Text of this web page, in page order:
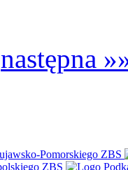
następna